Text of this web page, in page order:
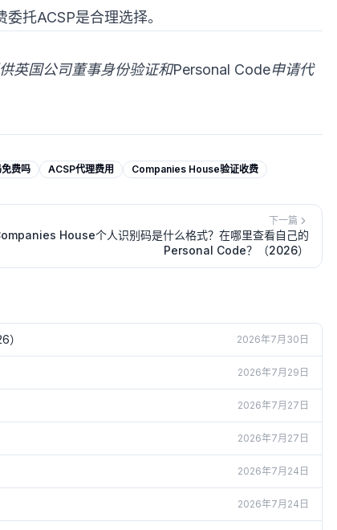
托ACSP是合理选择。
英国公司董事身份验证和Personal Code申请代
费吗 ACSP代理费用 Companies House验证收费
下一篇
House个人识别码是什么格式？在哪里查看自己的
Personal Code？（2026）
） 2026年7月30日
2026年7月29日
2026年7月27日
2026年7月27日
2026年7月24日
2026年7月24日